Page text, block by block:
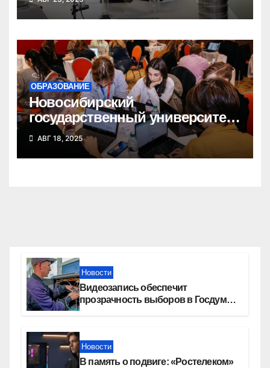
ОБРАЗОВАНИЕ
Новосибирский
государственный университет
победил в федеральном
конкурсе стартап-студий
АВГ 18, 2025
Новости
Видеозапись обеспечит
прозрачность выборов в Госдуму
Новости
В память о подвиге: «Ростелеком»